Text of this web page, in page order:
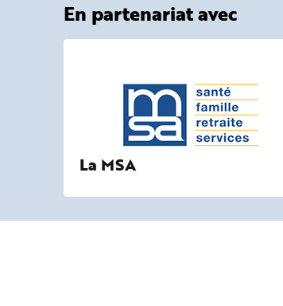
En partenariat avec
La MSA